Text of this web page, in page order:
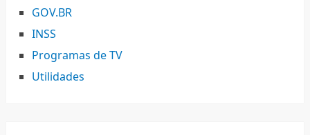
GOV.BR
INSS
Programas de TV
Utilidades